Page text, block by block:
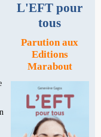
L'EFT pour
tous
Parution aux
Editions
Marabout